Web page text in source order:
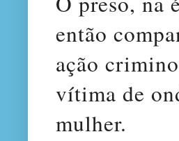
então
ação
vítima de
mulher.